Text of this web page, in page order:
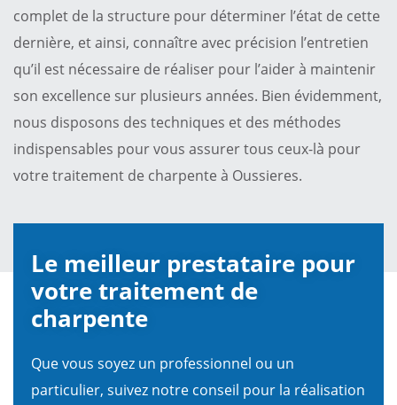
complet de la structure pour déterminer l’état de cette
dernière, et ainsi, connaître avec précision l’entretien
qu’il est nécessaire de réaliser pour l’aider à maintenir
son excellence sur plusieurs années. Bien évidemment,
nous disposons des techniques et des méthodes
indispensables pour vous assurer tous ceux-là pour
votre traitement de charpente à Oussieres.
Le meilleur prestataire pour
votre traitement de
charpente
Que vous soyez un professionnel ou un
particulier, suivez notre conseil pour la réalisation